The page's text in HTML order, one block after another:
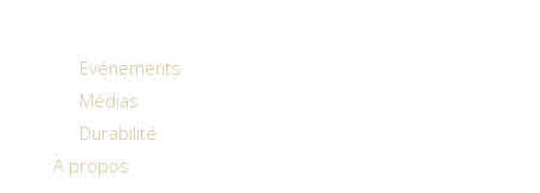
Evénements
Médias
Durabilité
À propos